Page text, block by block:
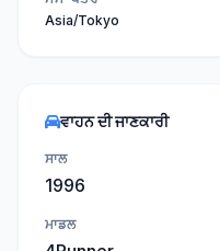
Asia/Tokyo
ਵਾਹਨ ਦੀ ਜਾਣਕਾਰੀ
ਸਾਲ
1996
ਮਾਡਲ